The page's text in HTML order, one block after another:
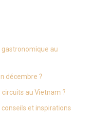
gastronomique au
décembre ?
au Vietnam ?
et inspirations